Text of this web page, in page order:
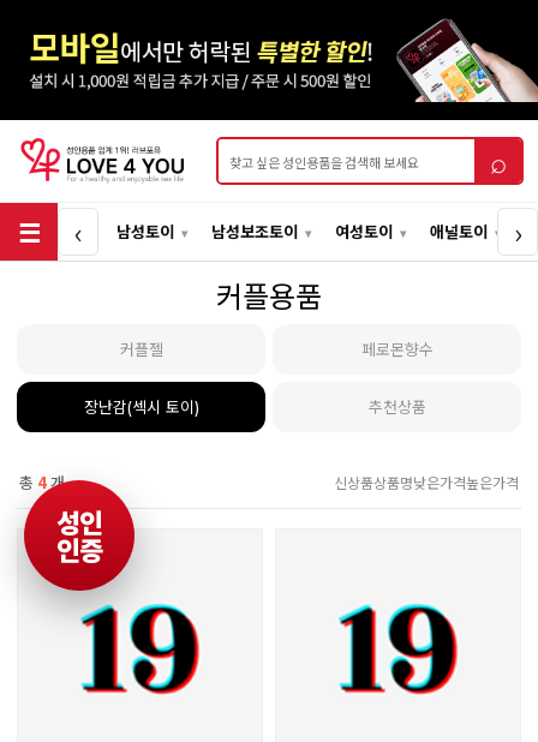
상품검색 ⌕
‹ 남성토이 남성보조토이 여성토이 애널토이 ›
커플용품
커플젤 페로몬향수
장난감(섹시 토이) 추천상품
총 4개 신상품상품명낮은가격높은가격
성인
인증